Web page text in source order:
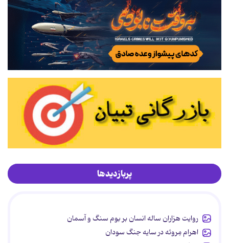
پربازدیدها
روایت هزاران ساله انسان بر بوم سنگ و آسمان
اهرام مِروئه در سایه جنگ سودان